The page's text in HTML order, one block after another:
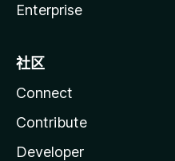
Enterprise
社区
Connect
Contribute
Developer